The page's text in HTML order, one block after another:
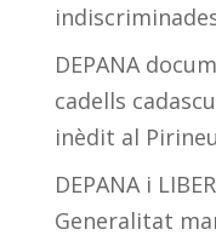
DEPANA
cadells
inèdit al Pirineu
DEPANA i
Generalitat